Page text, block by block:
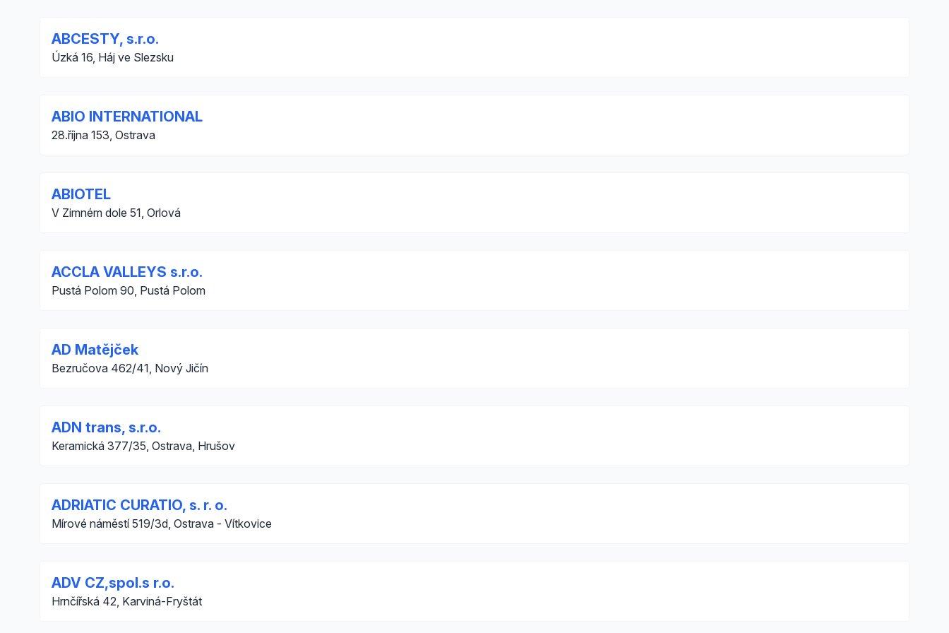
ABCESTY, s.r.o.
Úzká 16, Háj ve Slezsku
ABIO INTERNATIONAL
28.října 153, Ostrava
ABIOTEL
V Zimném dole 51, Orlová
ACCLA VALLEYS s.r.o.
Pustá Polom 90, Pustá Polom
AD Matějček
Bezručova 462/41, Nový Jičín
ADN trans, s.r.o.
Keramická 377/35, Ostrava, Hrušov
ADRIATIC CURATIO, s. r. o.
Mírové náměstí 519/3d, Ostrava - Vítkovice
ADV CZ,spol.s r.o.
Hrnčířská 42, Karviná-Fryštát